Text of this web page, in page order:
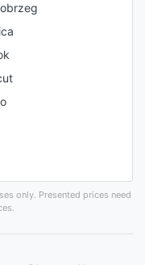
only. Presented prices need